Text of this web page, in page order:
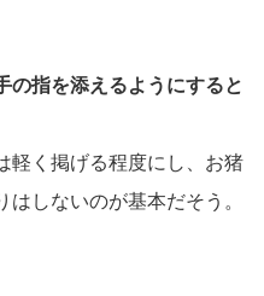
の指を添えるようにすると
軽く掲げる程度にし、お猪
しないのが基本だそう。